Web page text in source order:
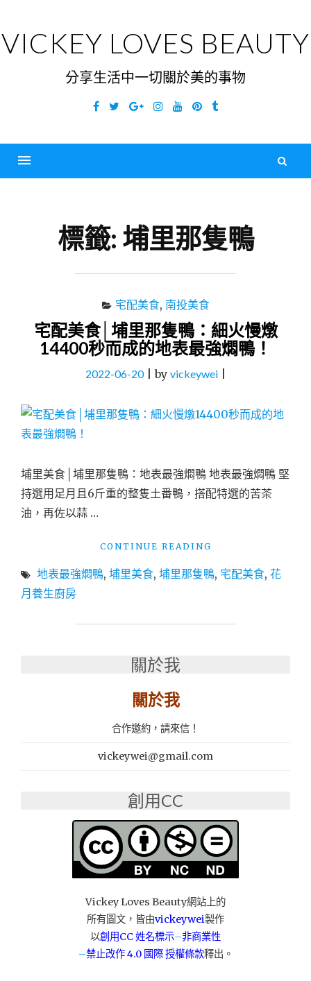
content
VICKEY LOVES BEAUTY
分享生活中一切關於美的事物
Facebook
TwitterGoogleInstagramYouTubePinterest
Tumblr
標籤: 埔里那隻鴨
宅配美食, 南投美食
宅配美食│埔里那隻鴨：細火慢燉
14400秒而成的地表最強燜鴨！
2022-06-20|by vickeywei|
埔里美食│埔里那隻鴨：地表最強燜鴨 地表最強燜鴨 堅
持選用足月且6斤重的整隻土番鴨，搭配特選的苦茶
油，再佐以蒜 …
CONTINUE READING
美
地
表
最
強
燜
鴨！"
地表最強燜鴨, 埔里美食, 埔里那隻鴨, 宅配美食, 花
月養生廚房
關於我
關於我
合作邀約，請來信！
vickeywei@gmail.com
創用CC
Vickey Loves Beauty網站上的
所有圖文，皆由vickeywei製作
以創用CC 姓名標示–非商業性
–禁止改作4.0 國際 授權條款釋出。